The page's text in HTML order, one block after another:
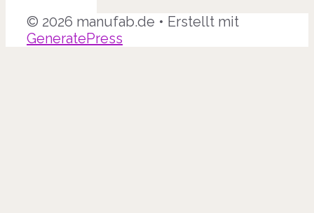
© 2026 manufab.de • Erstellt mit
GeneratePress